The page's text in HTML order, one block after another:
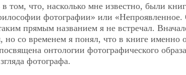
том, что, насколько мне известно, были
фотографии» или
прямым названием я не встречал.
но со временем я понял, что в книге именно
онтологии фотографического
фотографа.